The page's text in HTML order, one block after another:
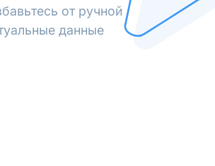
от ручной
данные